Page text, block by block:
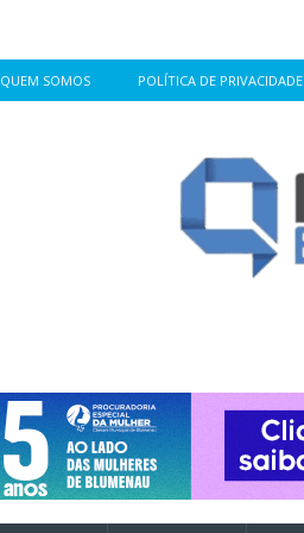
QUEM SOMOS POLÍTICA DE PRIVACIDADE